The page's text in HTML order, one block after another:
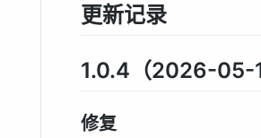
更新记录
1.0.4（2026-05-
修复